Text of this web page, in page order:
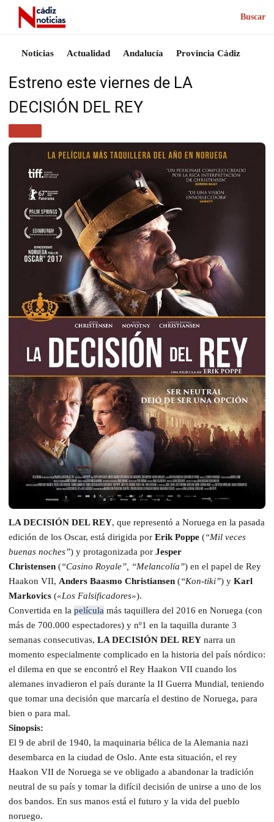
Buscar
Noticias Actualidad Andalucía Provincia Cádiz
Estreno este viernes de LA
DECISIÓN DEL REY
LA DECISIÓN DEL REY, que representó a Noruega en la pasada
edición de los Oscar, está dirigida por Erik Poppe (“Mil veces
buenas noches”) y protagonizada por Jesper
Christensen (“Casino Royale”, “Melancolía”) en el papel de Rey
Haakon VII, Anders Baasmo Christiansen (“Kon-tiki”) y Karl
Markovics («Los Falsificadores»).
Convertida en la película más taquillera del 2016 en Noruega (con
más de 700.000 espectadores) y nº1 en la taquilla durante 3
semanas consecutivas, LA DECISIÓN DEL REY narra un
momento especialmente complicado en la historia del país nórdico:
el dilema en que se encontró el Rey Haakon VII cuando los
alemanes invadieron el país durante la II Guerra Mundial, teniendo
que tomar una decisión que marcaría el destino de Noruega, para
bien o para mal.
Sinopsis:
El 9 de abril de 1940, la maquinaria bélica de la Alemania nazi
desembarca en la ciudad de Oslo. Ante esta situación, el rey
Haakon VII de Noruega se ve obligado a abandonar la tradición
neutral de su país y tomar la difícil decisión de unirse a uno de los
dos bandos. En sus manos está el futuro y la vida del pueblo
noruego.